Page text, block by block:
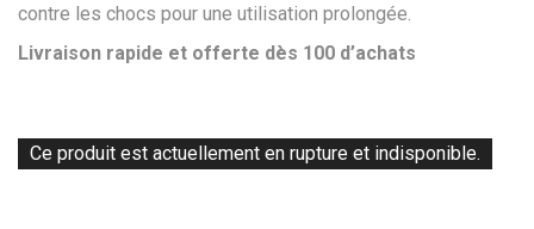
contre les chocs pour une utilisation prolongée.
Livraison rapide et offerte dès 100 d’achats
Ce produit est actuellement en rupture et indisponible.